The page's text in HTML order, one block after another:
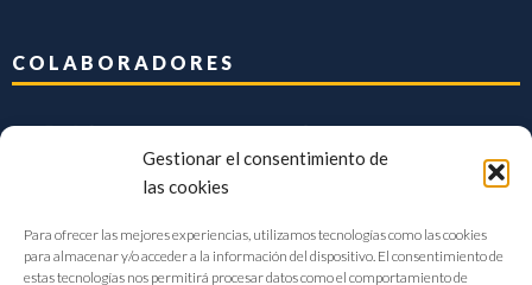
Gestionar el consentimiento de
las cookies
Para ofrecer las mejores experiencias, utilizamos tecnologías como las cookies
para almacenar y/o acceder a la información del dispositivo. El consentimiento de
estas tecnologías nos permitirá procesar datos como el comportamiento de
COLABORADORES